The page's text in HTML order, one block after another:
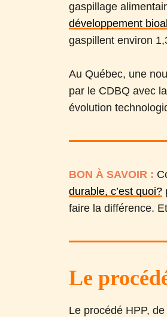
gaspillage
développement
gaspillent environ
Au Québec, une
par le CDBQ avec
évolution
BON À SAVOIR :
durable, c’est quoi?
faire la différence.
Le
Le procédé HPP,